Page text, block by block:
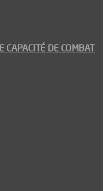
CAPACITÉ DE COMBAT